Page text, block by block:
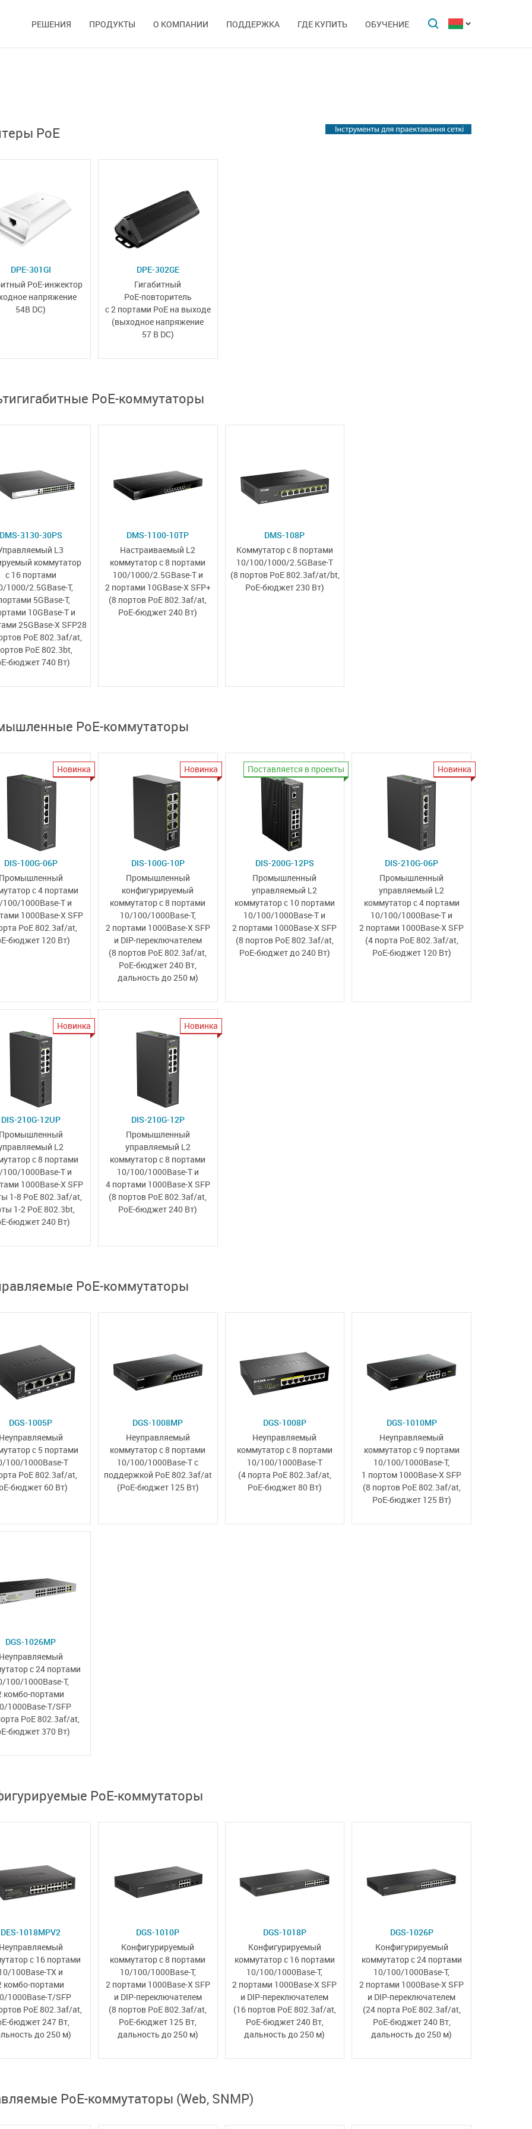
РЕШЕНИЯ ПРОДУКТЫ О КОМПАНИИ ПОДДЕРЖКА ГДЕ КУПИТЬ ОБУЧЕНИЕ
РоЕ
DPE-301GI
PoE-инжектор
напряжение
54В DC)
DPE-302GE
Гигабитный
PoE-повторитель
с 2 портами PoE на выходе
(выходное напряжение
57 В DC)
PoE-коммутаторы
DMS-3130-30PS
L3
коммутатор
с 16 портами
1000/2.5GBase-T,
5GBase-T,
10GBase-T и
25GBase-X SFP28
PoE 802.3af/at,
PoE 802.3bt,
бюджет 740 Вт)
DMS-1100-10TP
Настраиваемый L2
коммутатор с8 портами
100/1000/2.5GBase-Tи
2 портами 10GBase-X SFP+
(8 портов PoE802.3af/at,
PoE‑бюджет240 Вт)
DMS-108P
Коммутатор с8 портами
10/100/1000/2.5GBase-T
(8 портов PoE 802.3af/at/bt,
PoE-бюджет 230 Вт)
PoE-коммутаторы
Новинка
DIS-100G-06P
Промышленный
с 4 портами
100/1000Base-Tи
1000Base-X SFP
PoE 802.3af/at,
бюджет 120 Вт)
Новинка
DIS-100G-10P
Промышленный
конфигурируемый
коммутаторс 8 портами
10/100/1000Base-T,
2 портами 1000Base-X SFP
и DIP-переключателем
(8 портов PoE 802.3af/at,
PoE-бюджет 240 Вт,
дальность до 250 м)
Поставляется в проекты
DIS-200G-12PS
Промышленный
управляемый L2
коммутатор с 10 портами
10/100/1000Base-T и
2 портами 1000Base-X SFP
(8 портов PoE 802.3af/at,
PoE‑бюджетдо 240 Вт)
Новинка
DIS-210G-06P
Промышленный
управляемый L2
коммутаторс 4 портами
10/100/1000Base-T и
2 портами 1000Base-X SFP
(4 порта PoE 802.3af/at,
PoE-бюджет 120 Вт)
Новинка
DIS-210G-12UP
Промышленный
L2
с 8 портами
100/1000Base-T и
1000Base-X SFP
1-8 PoE 802.3af/at,
1-2 PoE 802.3bt,
бюджет 240 Вт)
Новинка
DIS-210G-12P
Промышленный
управляемый L2
коммутаторс 8 портами
10/100/1000Base-Tи
4 портами 1000Base-X SFP
(8 портов PoE 802.3af/at,
PoE-бюджет 240 Вт)
PoE-коммутаторы
DGS-1005P
Неуправляемый
с 5 портами
100/1000Base-T
PoE 802.3af/at,
60 Вт)
DGS-1008MP
Неуправляемый
коммутатор с 8 портами
10/100/1000Base-Tс
поддержкой PoE 802.3af/at
(PoE‑бюджет 125 Вт)
DGS-1008P
Неуправляемый
коммутатор с 8 портами
10/100/1000Base-T
(4 порта PoE 802.3af/at,
PoE-бюджет 80 Вт)
DGS-1010MP
Неуправляемый
коммутатор с9 портами
10/100/1000Base-T,
1 портом 1000Base-X SFP
(8 портов PoE 802.3af/at,
PoE‑бюджет 125 Вт)
DGS-1026MP
Неуправляемый
с 24 портами
100/1000Base-T,
комбо-портами
1000Base-T/SFP
PoE 802.3af/at,
бюджет 370 Вт)
PoE-коммутаторы
DES-1018MPV2
Неуправляемый
с 16 портами
100Base-TX и
комбо-портами
1000Base-T/SFP
PoE 802.3af/at,
бюджет 247 Вт,
до 250 м)
DGS-1010P
Конфигурируемый
коммутатор с 8 портами
10/100/1000Base-T,
2 портами 1000Base-X SFP
и DIP-переключателем
(8 портов PoE 802.3af/at,
PoE-бюджет 125 Вт,
дальность до 250 м)
DGS-1018P
Конфигурируемый
коммутатор с 16 портами
10/100/1000Base-T,
2 портами 1000Base-X SFP
и DIP-переключателем
(16 портов PoE 802.3af/at,
PoE-бюджет 240 Вт,
дальность до 250 м)
DGS-1026P
Конфигурируемый
коммутатор с 24 портами
10/100/1000Base-T,
2 портами 1000Base-X SFP
и DIP-переключателем
(24 порта PoE 802.3af/at,
PoE-бюджет 240 Вт,
дальность до 250 м)
PoE-коммутаторы (Web, SNMP)